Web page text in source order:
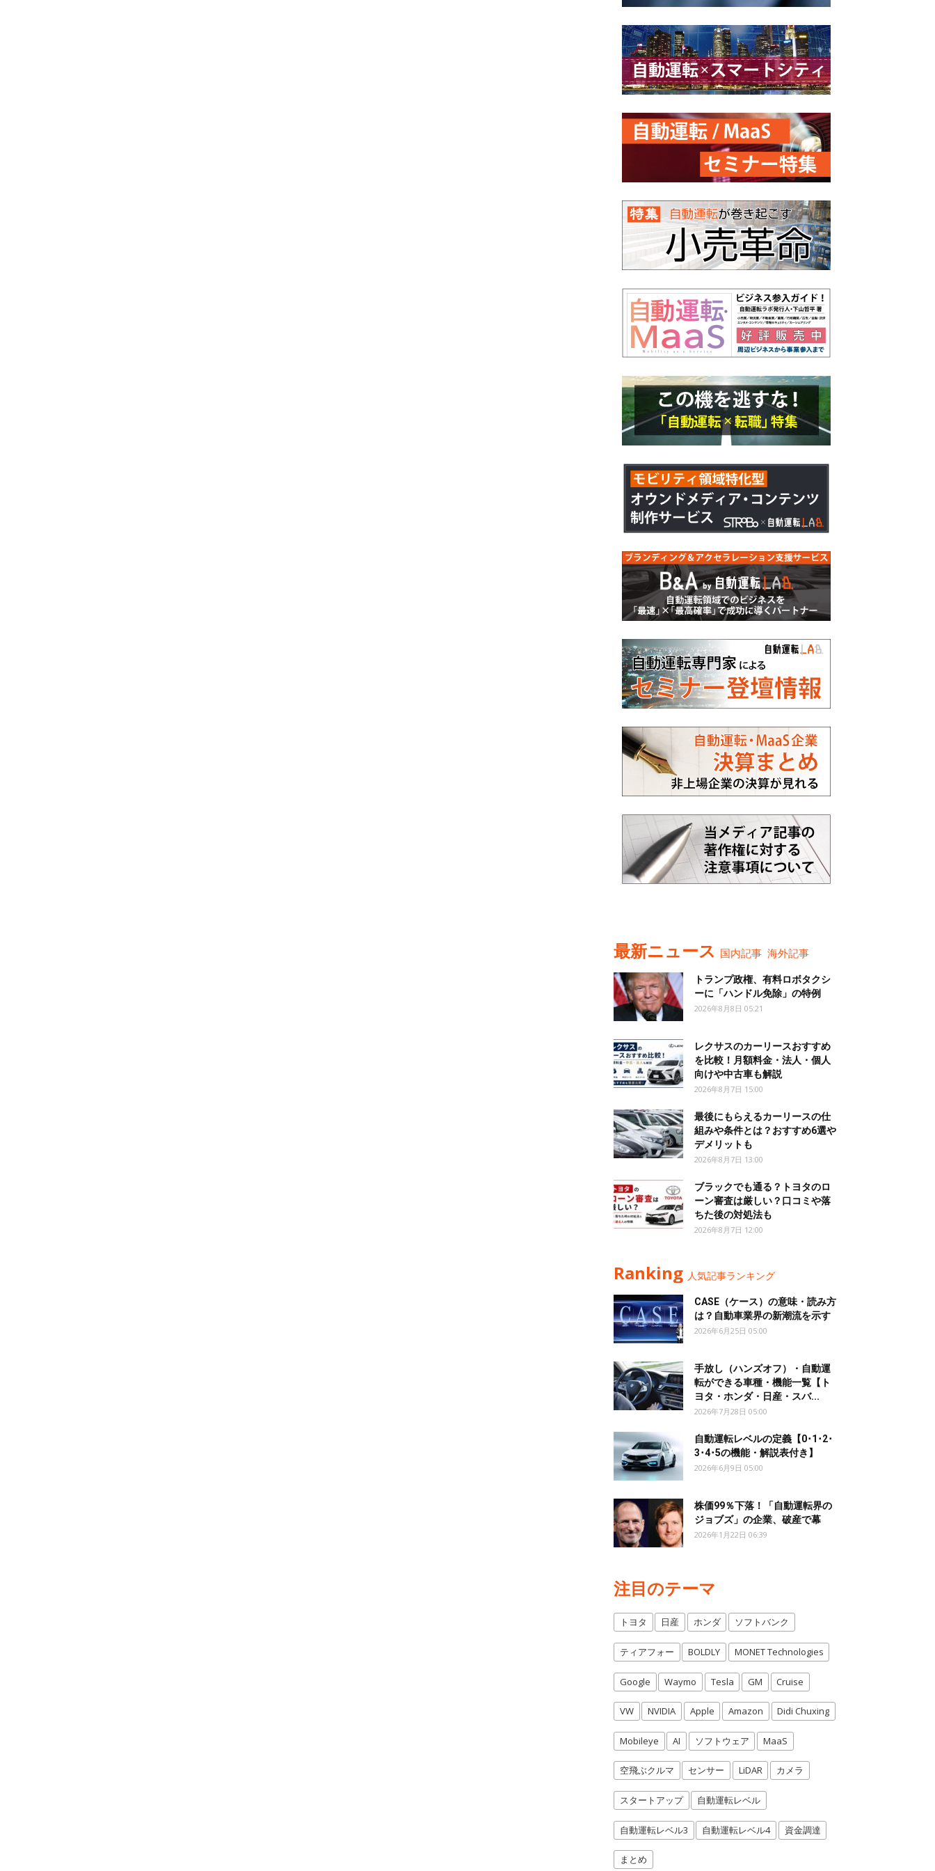
最新ニュース 国内記事 海外記事
トランプ政権、有料ロボタクシ
ーに「ハンドル免除」の特例
2026年8月8日 05:21
レクサスのカーリースおすすめ
を比較！月額料金・法人・個人
向けや中古車も解説
2026年8月7日 15:00
最後にもらえるカーリースの仕
組みや条件とは？おすすめ6選や
デメリットも
2026年8月7日 13:00
ブラックでも通る？トヨタのロ
ーン審査は厳しい？口コミや落
ちた後の対処法も
2026年8月7日 12:00
Ranking 人気記事ランキング
CASE（ケース）の意味・読み方
は？自動車業界の新潮流を示す
2026年6月25日 05:00
手放し（ハンズオフ）・自動運
転ができる車種・機能一覧【ト
ヨタ・ホンダ・日産・スバ...
2026年7月28日 05:00
自動運転レベルの定義【0･1･2･
3･4･5の機能・解説表付き】
2026年6月9日 05:00
株価99％下落！「自動運転界の
ジョブズ」の企業、破産で幕
2026年1月22日 06:39
注目のテーマ
トヨタ 日産 ホンダ ソフトバンク
ティアフォー BOLDLY MONET Technologies
Google Waymo Tesla GM Cruise
VW NVIDIA Apple Amazon Didi Chuxing
Mobileye AI ソフトウェア MaaS
空飛ぶクルマ センサー LiDAR カメラ
スタートアップ 自動運転レベル
自動運転レベル3 自動運転レベル4 資金調達
まとめ